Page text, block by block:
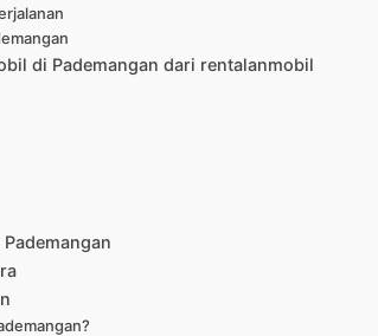
di Pademangan dari rentalanmobil